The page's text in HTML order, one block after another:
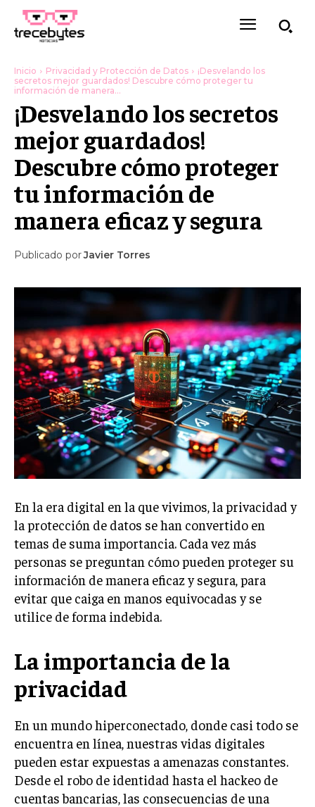
Inicio Privacidad y Protección de Datos
¡Desvelando los
secretos mejor guardados! Descubre cómo proteger tu
información de manera...
¡Desvelando los secretos
mejor guardados!
Descubre cómo proteger
tu información de
manera eficaz y segura
Publicado porJavier Torres
En la era digital en la que vivimos, la privacidad y
la protección de datos se han convertido en
temas de suma importancia. Cada vez más
personas se preguntan cómo pueden proteger su
información de manera eficaz y segura, para
evitar que caiga en manos equivocadas y se
utilice de forma indebida.
La importancia de la
privacidad
En un mundo hiperconectado, donde casi todo se
encuentra en línea, nuestras vidas digitales
pueden estar expuestas a amenazas constantes.
Desde el robo de identidad hasta el hackeo de
cuentas bancarias, las consecuencias de una